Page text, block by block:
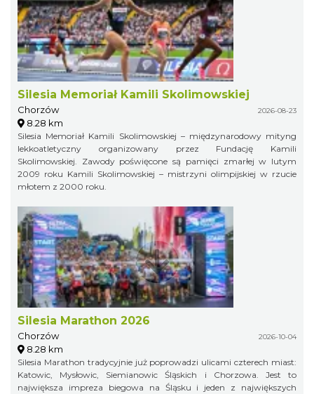
Silesia Memoriał Kamili Skolimowskiej
Chorzów 2026-08-23
8.28 km
Silesia Memoriał Kamili Skolimowskiej – międzynarodowy mityng
lekkoatletyczny organizowany przez Fundację Kamili
Skolimowskiej. Zawody poświęcone są pamięci zmarłej w lutym
2009 roku Kamili Skolimowskiej – mistrzyni olimpijskiej w rzucie
młotem z 2000 roku.
Silesia Marathon 2026
Chorzów 2026-10-04
8.28 km
Silesia Marathon tradycyjnie już poprowadzi ulicami czterech miast:
Katowic, Mysłowic, Siemianowic Śląskich i Chorzowa. Jest to
największa impreza biegowa na Śląsku i jeden z największych